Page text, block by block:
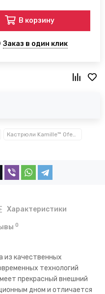
В корзину
Заказ в один клик
Кастрюли Kamille™ Ofenbach™
Характеристики
0
из качественных
технологий
прекрасный внешний
дном и отличается